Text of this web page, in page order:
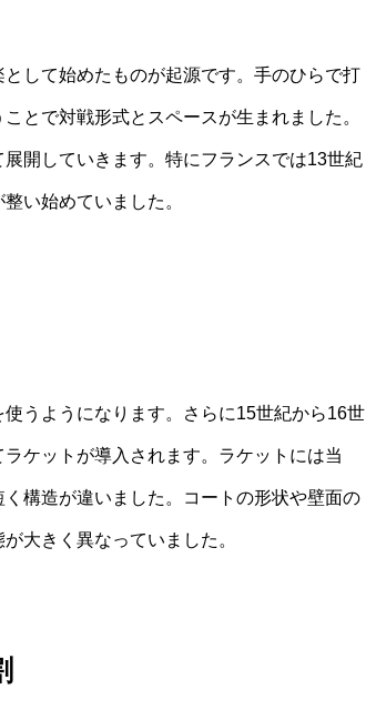
して始めたものが起源です。手のひらで打
とで対戦形式とスペースが生まれました。
開していきます。特にフランスでは13世紀
い始めていました。
うようになります。さらに15世紀から16世
ケットが導入されます。ラケットには当
構造が違いました。コートの形状や壁面の
大きく異なっていました。